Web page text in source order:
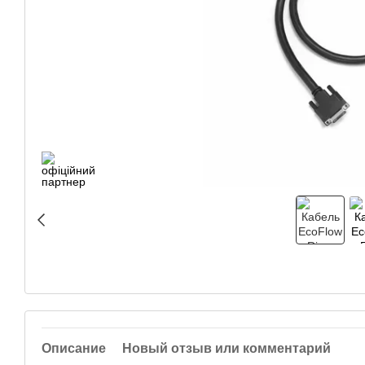
Описание Новый отзыв или комментарий